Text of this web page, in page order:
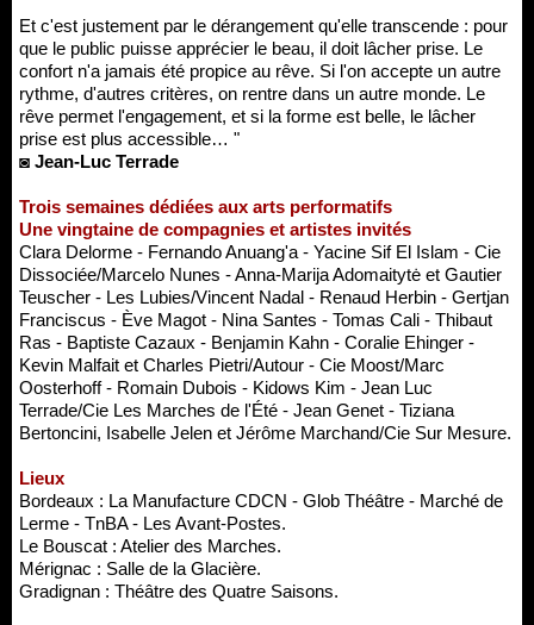
Et c'est justement par le dérangement qu'elle transcende : pour
que le public puisse apprécier le beau, il doit lâcher prise. Le
confort n'a jamais été propice au rêve. Si l'on accepte un autre
rythme, d'autres critères, on rentre dans un autre monde. Le
rêve permet l'engagement, et si la forme est belle, le lâcher
prise est plus accessible… "
◙ Jean-Luc Terrade
Trois semaines dédiées aux arts performatifs
Une vingtaine de compagnies et artistes invités
Clara Delorme - Fernando Anuang'a - Yacine Sif El Islam - Cie
Dissociée/Marcelo Nunes - Anna-Marija Adomaitytė et Gautier
Teuscher - Les Lubies/Vincent Nadal - Renaud Herbin - Gertjan
Franciscus - Ève Magot - Nina Santes - Tomas Cali - Thibaut
Ras - Baptiste Cazaux - Benjamin Kahn - Coralie Ehinger -
Kevin Malfait et Charles Pietri/Autour - Cie Moost/Marc
Oosterhoff - Romain Dubois - Kidows Kim - Jean Luc
Terrade/Cie Les Marches de l'Été - Jean Genet - Tiziana
Bertoncini, Isabelle Jelen et Jérôme Marchand/Cie Sur Mesure.
Lieux
Bordeaux : La Manufacture CDCN - Glob Théâtre - Marché de
Lerme - TnBA - Les Avant-Postes.
Le Bouscat : Atelier des Marches.
Mérignac : Salle de la Glacière.
Gradignan : Théâtre des Quatre Saisons.